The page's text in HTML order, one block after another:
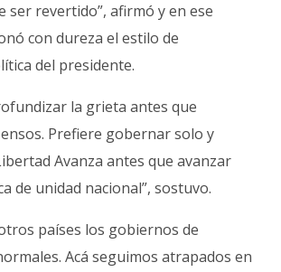
ser revertido”, afirmó y en ese
con dureza el estilo de
del presidente.
la grieta antes que
Prefiere gobernar solo y
Avanza antes que avanzar
de unidad nacional”, sostuvo.
países los gobiernos de
Acá seguimos atrapados en